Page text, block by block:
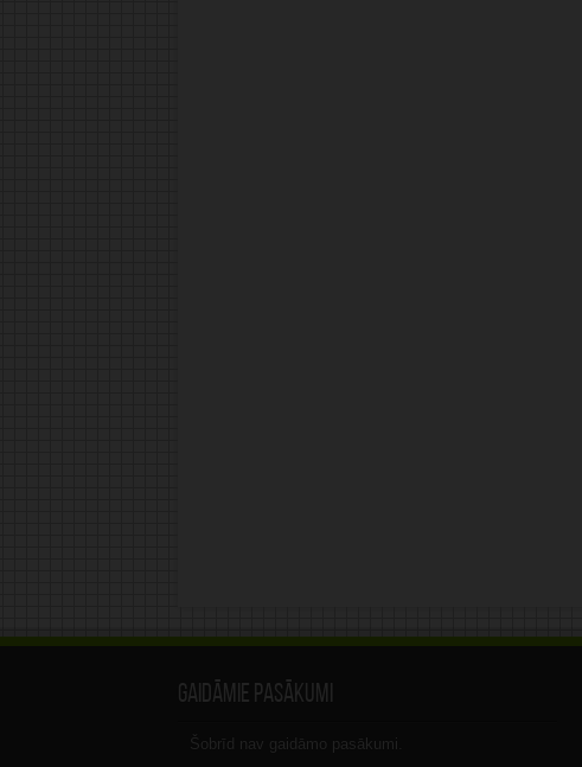
Gaidāmie pasākumi
Šobrīd nav gaidāmo pasākumi.